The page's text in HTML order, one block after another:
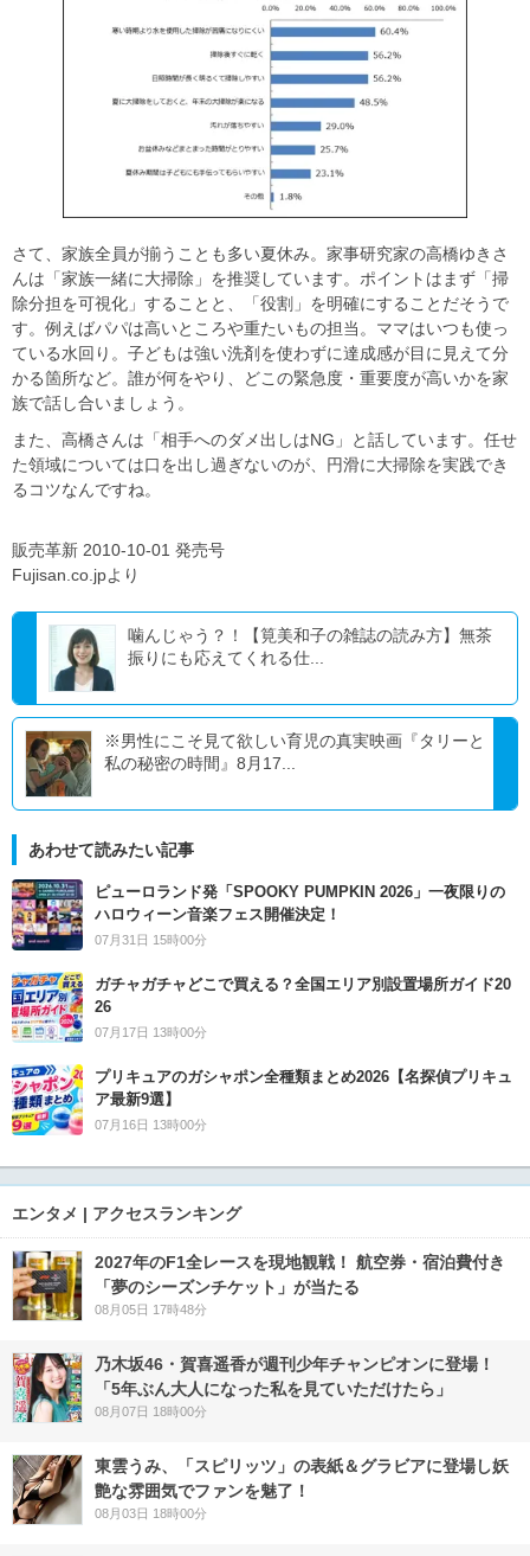
さて、家族全員が揃うことも多い夏休み。家事研究家の高橋ゆきさ
んは「家族一緒に大掃除」を推奨しています。ポイントはまず「掃
除分担を可視化」することと、「役割」を明確にすることだそうで
す。例えばパパは高いところや重たいもの担当。ママはいつも使っ
ている水回り。子どもは強い洗剤を使わずに達成感が目に見えて分
かる箇所など。誰が何をやり、どこの緊急度・重要度が高いかを家
族で話し合いましょう。
また、高橋さんは「相手へのダメ出しはNG」と話しています。任せ
た領域については口を出し過ぎないのが、円滑に大掃除を実践でき
るコツなんですね。
販売革新 2010-10-01 発売号
Fujisan.co.jpより
噛んじゃう？！【筧美和子の雑誌の読み方】無茶
振りにも応えてくれる仕...
※男性にこそ見て欲しい育児の真実映画『タリーと
私の秘密の時間』8月17...
あわせて読みたい記事
ピューロランド発「SPOOKY PUMPKIN 2026」一夜限りの
ハロウィーン音楽フェス開催決定！
07月31日 15時00分
ガチャガチャどこで買える？全国エリア別設置場所ガイド20
26
07月17日 13時00分
プリキュアのガシャポン全種類まとめ2026【名探偵プリキュ
ア最新9選】
07月16日 13時00分
エンタメ | アクセスランキング
2027年のF1全レースを現地観戦！ 航空券・宿泊費付き
「夢のシーズンチケット」が当たる
08月05日 17時48分
乃木坂46・賀喜遥香が週刊少年チャンピオンに登場！
「5年ぶん大人になった私を見ていただけたら」
08月07日 18時00分
東雲うみ、「スピリッツ」の表紙＆グラビアに登場し妖
艶な雰囲気でファンを魅了！
08月03日 18時00分